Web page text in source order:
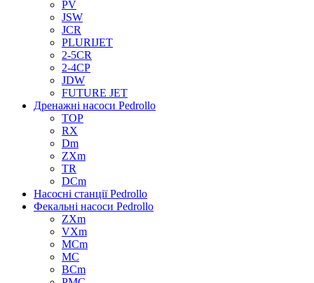
PV
JSW
JCR
PLURIJET
2-5CR
2-4CP
JDW
FUTURE JET
Дренажні насоси Pedrollo
TOP
RX
Dm
ZXm
TR
DCm
Насосні станції Pedrollo
Фекальні насоси Pedrollo
ZXm
VXm
MCm
MC
BCm